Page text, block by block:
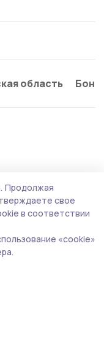
область
Продолжая
свое
в соответствии
«cookie»